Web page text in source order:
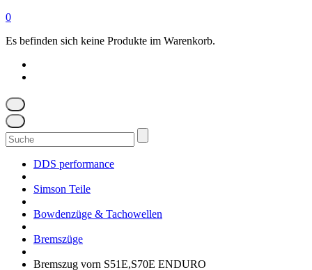
0
Es befinden sich keine Produkte im Warenkorb.
Suchen
nach:
DDS performance
Simson Teile
Bowdenzüge & Tachowellen
Bremszüge
Bremszug vorn S51E,S70E ENDURO